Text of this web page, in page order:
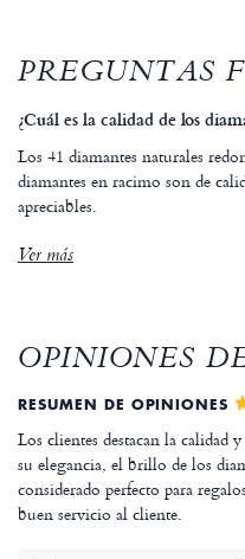
PREGUNTAS
¿Cuál es la calidad de los
Los 41 diamantes naturales
diamantes en racimo son de
apreciables.
Ver más
OPINIONES
RESUMEN DE OPINIONES
Los clientes destacan la calidad
su elegancia, el brillo de los
considerado perfecto para
buen servicio al cliente.